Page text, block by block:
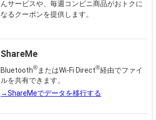
んサービスや、毎週コンビニ商品がおトクに
なるクーポンを提供します。
ShareMe
Bluetooth® またはWi-Fi Direct®経由でファイ
ルを共有できます。
→ShareMeでデータを移行する